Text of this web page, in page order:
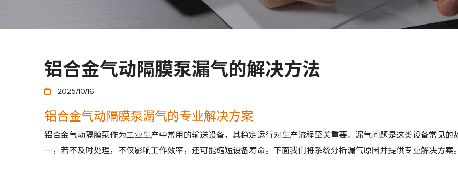
铝合金气动隔膜泵漏气的解决方法
2025/10/16
铝合金气动隔膜泵漏气的专业解决方案
铝合金气动隔膜泵作为工业生产中常用的输送设备，其稳定运行对生产流程至关重要。漏气问题是这类设备常见的
一，若不及时处理，不仅影响工作效率，还可能缩短设备寿命。下面我们将系统分析漏气原因并提供专业解决方案。